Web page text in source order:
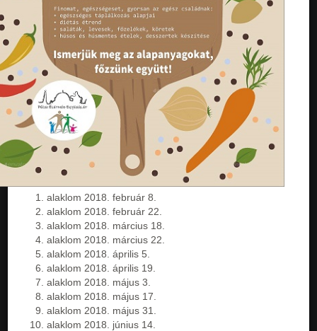
alaklom 2018. február 8.
alaklom 2018. február 22.
alaklom 2018. március 18.
alaklom 2018. március 22.
alaklom 2018. április 5.
alaklom 2018. április 19.
alaklom 2018. május 3.
alaklom 2018. május 17.
alaklom 2018. május 31.
alaklom 2018. június 14.